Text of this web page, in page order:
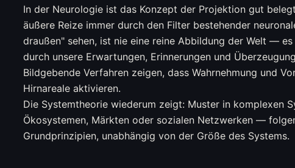
In der Neurologie ist das Konzept der Projektion gut
äußere Reize immer durch den Filter bestehender
draußen" sehen, ist nie eine reine Abbildung der Welt —
durch unsere Erwartungen, Erinnerungen und
Bildgebende Verfahren zeigen, dass Wahrnehmung und
Hirnareale aktivieren.
Die Systemtheorie wiederum zeigt: Muster in komplexen
Ökosystemen, Märkten oder sozialen Netzwerken —
Grundprinzipien, unabhängig von der Größe des Systems.